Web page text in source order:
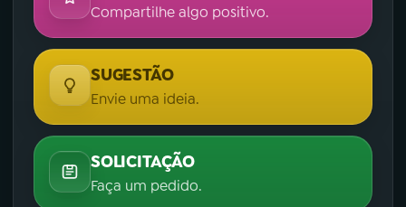
Compartilhe algo positivo.
SUGESTÃO
Envie uma ideia.
SOLICITAÇÃO
Faça um pedido.